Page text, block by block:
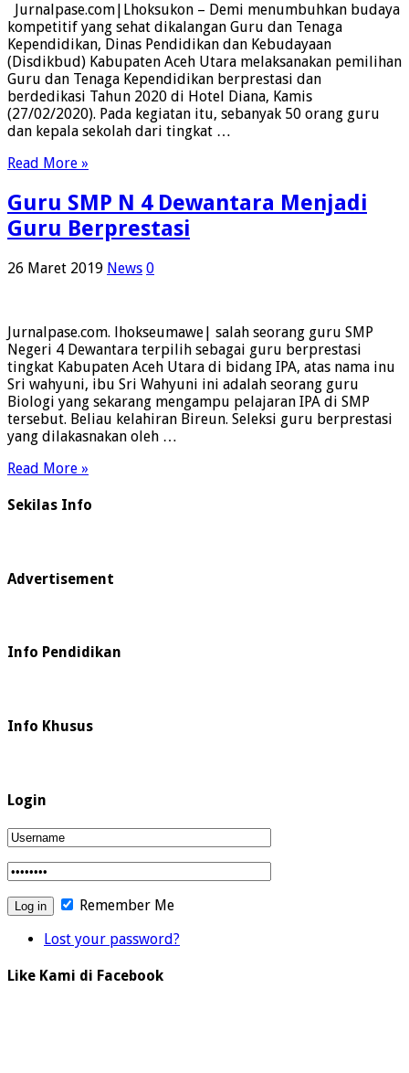
Jurnalpase.com|Lhoksukon – Demi menumbuhkan budaya
kompetitif yang sehat dikalangan Guru dan Tenaga
Kependidikan, Dinas Pendidikan dan Kebudayaan
(Disdikbud) Kabupaten Aceh Utara melaksanakan pemilihan
Guru dan Tenaga Kependidikan berprestasi dan
berdedikasi Tahun 2020 di Hotel Diana, Kamis
(27/02/2020). Pada kegiatan itu, sebanyak 50 orang guru
dan kepala sekolah dari tingkat …
Read More »
Guru SMP N 4 Dewantara Menjadi
Guru Berprestasi
26 Maret 2019 News 0
Jurnalpase.com. lhokseumawe| salah seorang guru SMP
Negeri 4 Dewantara terpilih sebagai guru berprestasi
tingkat Kabupaten Aceh Utara di bidang IPA, atas nama inu
Sri wahyuni, ibu Sri Wahyuni ini adalah seorang guru
Biologi yang sekarang mengampu pelajaran IPA di SMP
tersebut. Beliau kelahiran Bireun. Seleksi guru berprestasi
yang dilakasnakan oleh …
Read More »
Sekilas Info
Advertisement
Info Pendidikan
Info Khusus
Login
Remember Me
Lost your password?
Like Kami di Facebook